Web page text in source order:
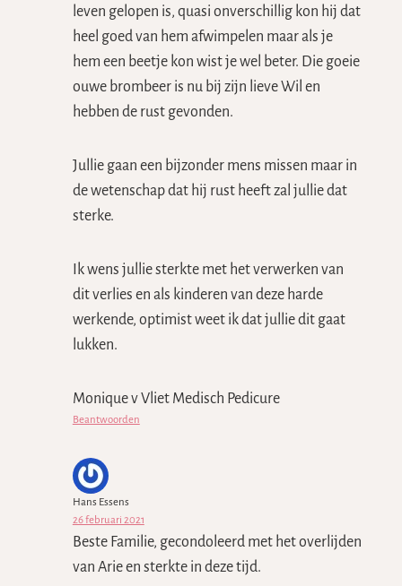
leven gelopen is, quasi onverschillig kon hij dat
heel goed van hem afwimpelen maar als je
hem een beetje kon wist je wel beter. Die goeie
ouwe brombeer is nu bij zijn lieve Wil en
hebben de rust gevonden.
Jullie gaan een bijzonder mens missen maar in
de wetenschap dat hij rust heeft zal jullie dat
sterke.
Ik wens jullie sterkte met het verwerken van
dit verlies en als kinderen van deze harde
werkende, optimist weet ik dat jullie dit gaat
lukken.
Monique v Vliet Medisch Pedicure
Beantwoorden
Hans Essens
26 februari 2021
Beste Familie, gecondoleerd met het overlijden
van Arie en sterkte in deze tijd.